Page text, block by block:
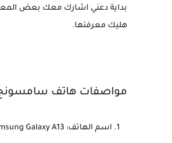
هليك معرفتها.
مواصفات هاتف سامسونج
اسم الهاتف: Samsung Galaxy A13